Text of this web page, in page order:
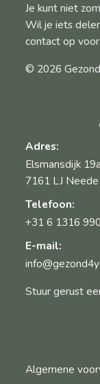
Je kunt niet
Wil je iets
contact op
© 2026
Adres:
Elsmansdijk 19a
7161 LJ Neede
Telefoon:
+31 6 1316
E-mail:
Stuur gerust
Algemene